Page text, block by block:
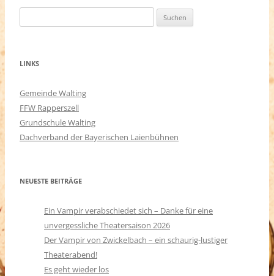
nach:
LINKS
Gemeinde Walting
FFW Rapperszell
Grundschule Walting
Dachverband der Bayerischen Laienbühnen
NEUESTE BEITRÄGE
Ein Vampir verabschiedet sich – Danke für eine
unvergessliche Theatersaison 2026
Der Vampir von Zwickelbach – ein schaurig-lustiger
Theaterabend!
Es geht wieder los